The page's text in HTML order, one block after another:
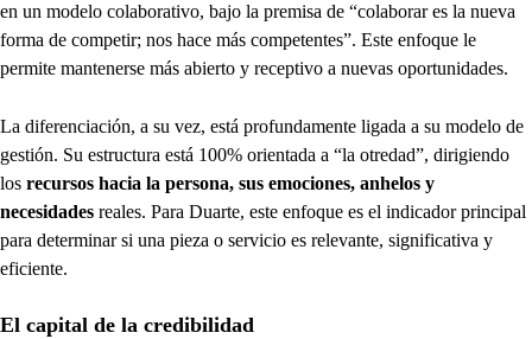
en un modelo colaborativo, bajo la premisa de “colaborar es la nueva
forma de competir; nos hace más competentes”. Este enfoque le
permite mantenerse más abierto y receptivo a nuevas oportunidades.
La diferenciación, a su vez, está profundamente ligada a su modelo de
gestión. Su estructura está 100% orientada a “la otredad”, dirigiendo
los recursos hacia la persona, sus emociones, anhelos y
necesidades reales. Para Duarte, este enfoque es el indicador principal
para determinar si una pieza o servicio es relevante, significativa y
eficiente.
El capital de la credibilidad